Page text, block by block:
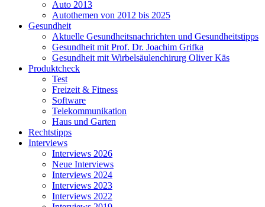
Auto 2013
Autothemen von 2012 bis 2025
Gesundheit
Aktuelle Gesundheitsnachrichten und Gesundheitstipps
Gesundheit mit Prof. Dr. Joachim Grifka
Gesundheit mit Wirbelsäulenchirurg Oliver Käs
Produktcheck
Test
Freizeit & Fitness
Software
Telekommunikation
Haus und Garten
Rechtstipps
Interviews
Interviews 2026
Neue Interviews
Interviews 2024
Interviews 2023
Interviews 2022